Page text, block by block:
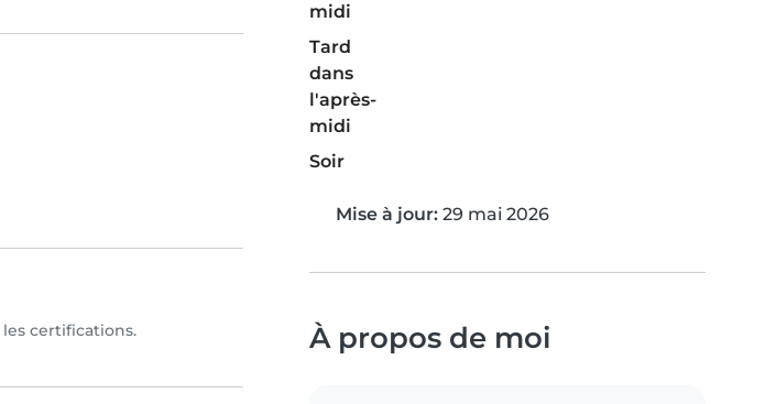
certifications.
midi
Tard
dans
l'après-
midi
Soir
Mise à jour: 29 mai 2026
À propos de moi